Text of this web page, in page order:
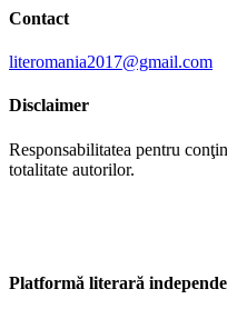
Contact
literomania2017@gmail.com
Disclaimer
Responsabilitatea pentru
totalitate autorilor.
Platformă literară